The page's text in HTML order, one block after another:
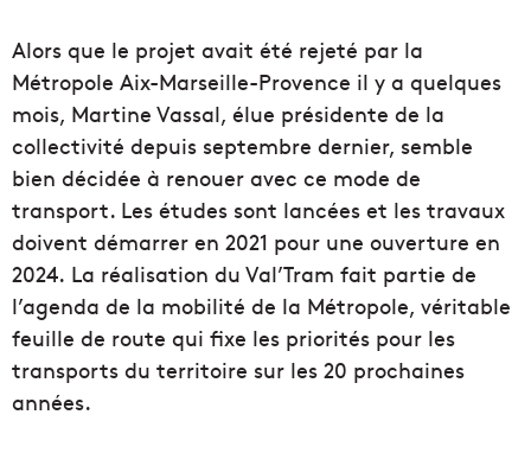
Alors que le projet avait été rejeté par la
Métropole Aix-Marseille-Provence il y a quelques
mois, Martine Vassal, élue présidente de la
collectivité depuis septembre dernier, semble
bien décidée à renouer avec ce mode de
transport. Les études sont lancées et les travaux
doivent démarrer en 2021 pour une ouverture en
2024. La réalisation du Val’Tram fait partie de
l’agenda de la mobilité de la Métropole, véritable
feuille de route qui fixe les priorités pour les
transports du territoire sur les 20 prochaines
années.